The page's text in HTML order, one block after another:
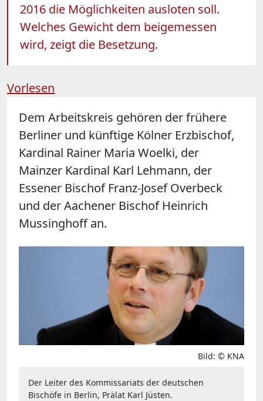
2016 die Möglichkeiten ausloten soll.
Welches Gewicht dem beigemessen
wird, zeigt die Besetzung.
Vorlesen
Dem Arbeitskreis gehören der frühere
Berliner und künftige Kölner Erzbischof,
Kardinal Rainer Maria Woelki, der
Mainzer Kardinal Karl Lehmann, der
Essener Bischof Franz-Josef Overbeck
und der Aachener Bischof Heinrich
Mussinghoff an.
Bild: © KNA
Der Leiter des Kommissariats der deutschen
Bischöfe in Berlin, Prälat Karl Jüsten.